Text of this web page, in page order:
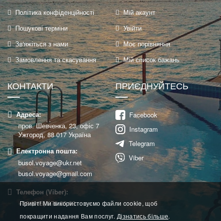
Привіт! Ми використовуємо файли cookie, щоб
покращити надання Вам послуг. Дізнатись більше.
Політика конфіденційності
Пошукові терміни
Зв'яжіться з нами
Замовлення та скасування
Мій акаунт
Увійти
Моє порівняння
Мій список бажань
КОНТАКТИ
Адреса:
пров. Шевченка, 23, офіс 7
Ужгород, 88 017 Україна
Електронна пошта:
busol.voyage@ukr.net
busol.voyage@gmail.com
Телефон (Viber):
+38 (066) 970 95 69
ПРИЄДНУЙТЕСЬ
Facebook
Instagram
Telegram
Viber